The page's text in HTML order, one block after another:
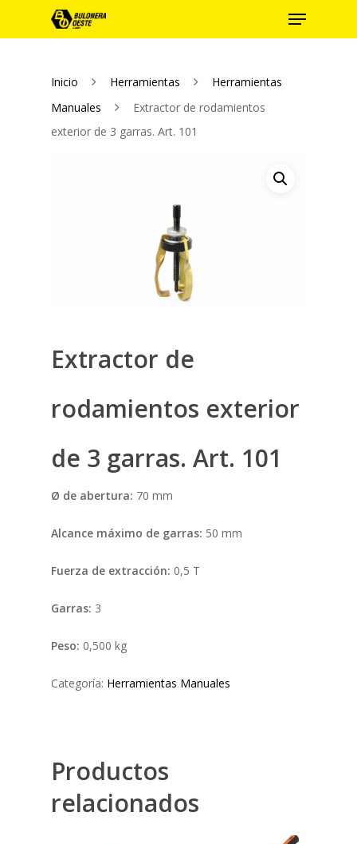
Hit enter to search or ESC to close
Inicio Herramientas
Herramientas
Manuales
Extractor de rodamientos
exterior de 3 garras. Art. 101
Extractor de
rodamientos exterior
de 3 garras. Art. 101
Ø de abertura: 70 mm
Alcance máximo de garras: 50 mm
Fuerza de extracción: 0,5 T
Garras: 3
Peso: 0,500 kg
Categoría: Herramientas Manuales
Productos
relacionados